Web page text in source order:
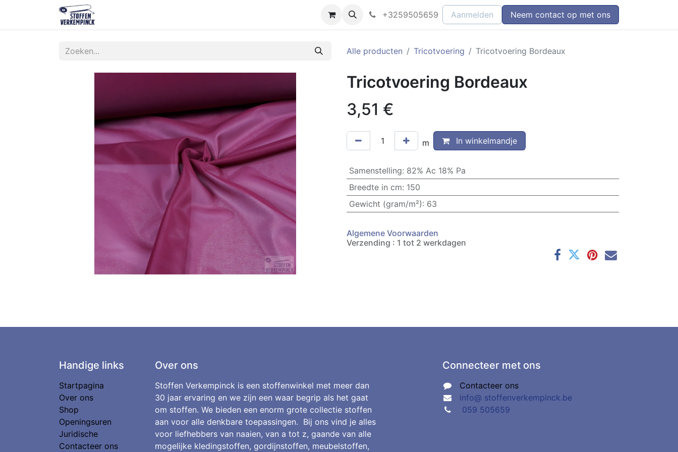
+3259505659 Aanmelden Neem contact op met ons
Alle producten Tricotvoering Tricotvoering Bordeaux
Tricotvoering Bordeaux
3,51 €
m In winkelmandje
Samenstelling: 82% Ac 18% Pa
Breedte in cm: 150
Gewicht (gram/m²): 63
Algemene Voorwaarden
Verzending : 1 tot 2 werkdagen
Handige links
Startpagina
Over ons
Shop
Openingsuren
Juridische
Contacteer ons
Over ons
Stoffen Verkempinck is een stoffenwinkel met meer dan
30 jaar ervaring en we zijn een waar begrip als het gaat
om stoffen. We bieden een enorm grote collectie stoffen
aan voor alle denkbare toepassingen. Bij ons vind je alles
voor liefhebbers van naaien, van a tot z, gaande van alle
mogelijke kledingstoffen, gordijnstoffen, meubelstoffen,
Connecteer met ons
Contacteer ons
info@ stoffenverkempinck.be
059 505659